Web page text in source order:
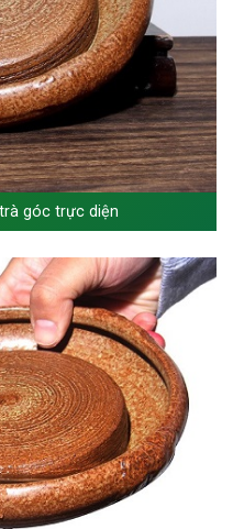
góc trực diện